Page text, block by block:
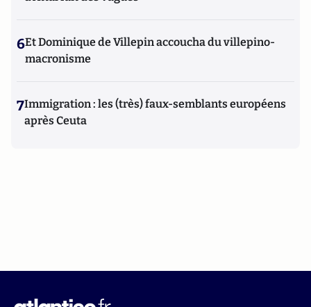
6Et Dominique de Villepin accoucha du villepino-
macronisme
7Immigration : les (très) faux-semblants européens
après Ceuta